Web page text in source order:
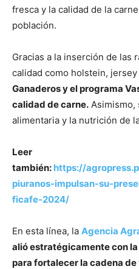
fresca y la calidad de la
población.
Gracias a la inserción de las
calidad como holstein, jersey
Ganaderos y el programa
calidad de carne. Asimismo,
alimentaria y la nutrición de
Leer
también: https://
piuranos-impulsan-su-
ficafe-2024/
En esta línea, la Agencia
alió estratégicamente con
para fortalecer la cadena de